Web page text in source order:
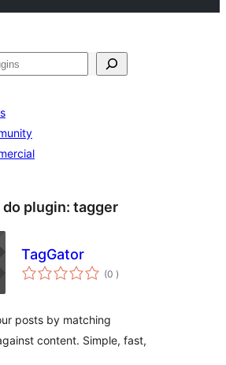
plugin: tagger
TagGator
(0 classificações
)
posts by matching
content. Simple, fast,